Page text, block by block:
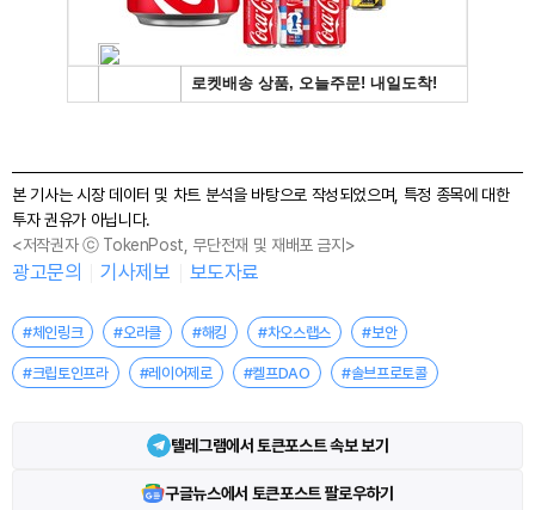
본 기사는 시장 데이터 및 차트 분석을 바탕으로 작성되었으며, 특정 종목에 대한
투자 권유가 아닙니다.
<저작권자 ⓒ TokenPost, 무단전재 및 재배포 금지>
광고문의 기사제보 보도자료
#체인링크 #오라클 #해킹 #차오스랩스 #보안
#크립토인프라 #레이어제로 #켈프DAO #솔브프로토콜
텔레그램에서 토큰포스트 속보 보기
구글뉴스에서 토큰포스트 팔로우하기